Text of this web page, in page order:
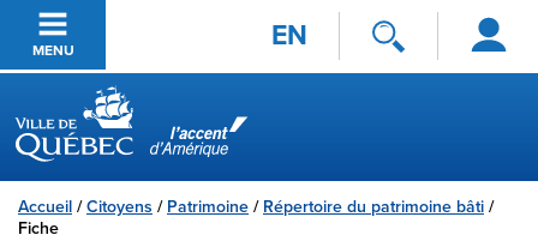
Passer au contenu principal
MENU EN
Se
connecter
Ville de Québec
Accueil /Citoyens / Patrimoine / Répertoire du patrimoine bâti /
Fiche